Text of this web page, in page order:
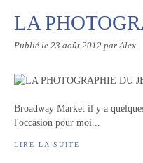
LA
Publié le 23 août 2012 par Alex
Broadway Market il y a
l'occasion pour moi...
LIRE LA SUITE